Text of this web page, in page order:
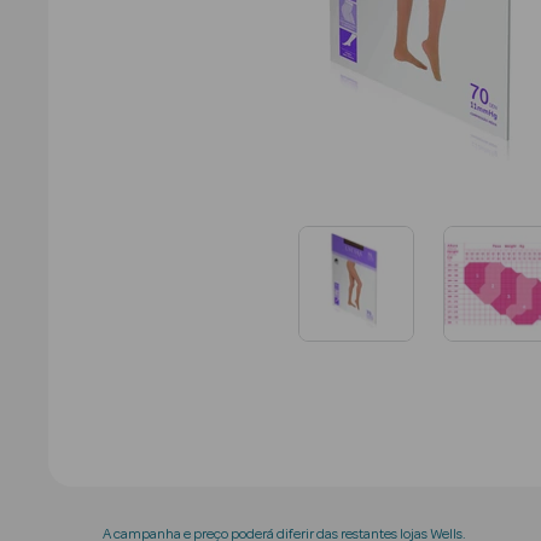
A campanha e preço poderá diferir das restantes lojas Wells.